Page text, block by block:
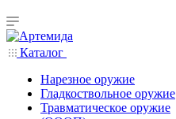
Каталог
Нарезное оружие
Гладкоствольное оружие
Травматическое оружие